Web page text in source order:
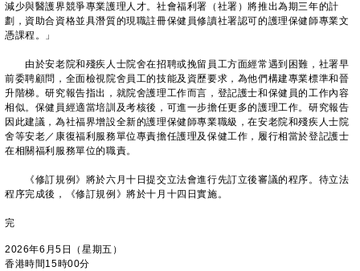
減少與醫護界競爭專業護理人才。社會福利署（社署）將推出為期三年的計
劃，資助合資格並具潛質的現職註冊保健員修讀社署認可的護理保健師專業文
憑課程。」
由於安老院和殘疾人士院舍在招聘或挽留員工方面經常遇到困難，社署早
前委聘顧問，全面檢視院舍員工的技能及資歷要求，為他們構建專業標準和晉
升階梯。研究報告指出，就院舍護理工作而言，登記護士和保健員的工作內容
相似。保健員經適當培訓及考核後，可進一步擔任更多的護理工作。研究報告
因此建議，為社福界增設全新的護理保健師專業職級，在安老院和殘疾人士院
舍等安老／康復福利服務單位專責擔任護理及保健工作，履行相當於登記護士
在相關福利服務單位的職責。
《修訂規例》將於六月十日提交立法會進行先訂立後審議的程序。待立法
程序完成後，《修訂規例》將於十月十四日實施。
完
2026年6月5日（星期五）
香港時間15時00分